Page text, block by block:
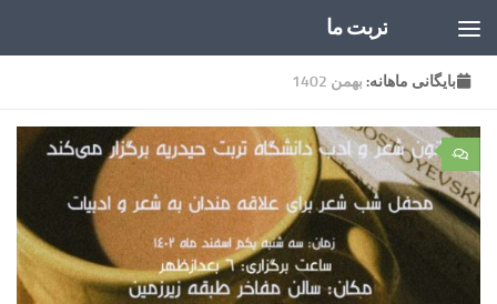
تربت ما
بایگانی‌ ماهانه: بهمن 1402
۰